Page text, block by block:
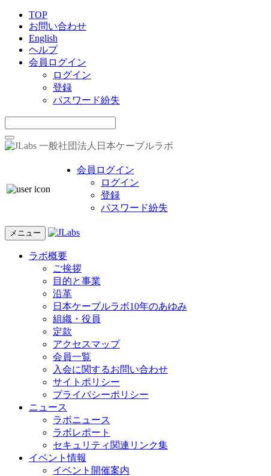
TOP
お問い合わせ
English
ヘルプ
会員ログイン
ログイン
登録
パスワード紛失
一般社団法人日本ケーブルラボ
会員ログイン
ログイン
登録
パスワード紛失
メニュー
ラボ概要
ご挨拶
目的と事業
沿革
日本ケーブルラボ10年のあゆみ
組織・役員
定款
アクセスマップ
会員一覧
入会に関するお問い合わせ
サイトポリシー
プライバシーポリシー
ニュース
ラボニュース
ラボレポート
セキュリティ関連リンク集
イベント情報
イベント開催案内